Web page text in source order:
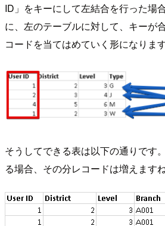
ID」をキーにして左結合を行った場
に、左のテーブルに対して、キーが
コードを当てはめていく形になります
そうしてできる表は以下の通りです
る場合、その分レコードは増えますね